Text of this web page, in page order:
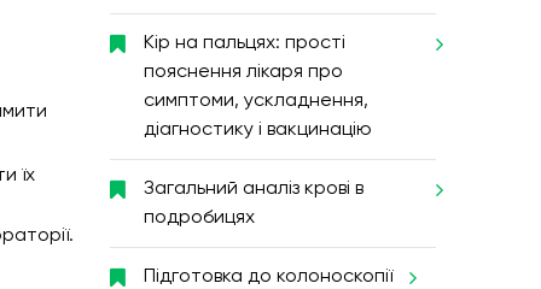
їх
Кір на пальцях: прості
пояснення лікаря про
симптоми, ускладнення,
діагностику і вакцинацію
Загальний аналіз крові в
подробицях
Підготовка до колоноскопії